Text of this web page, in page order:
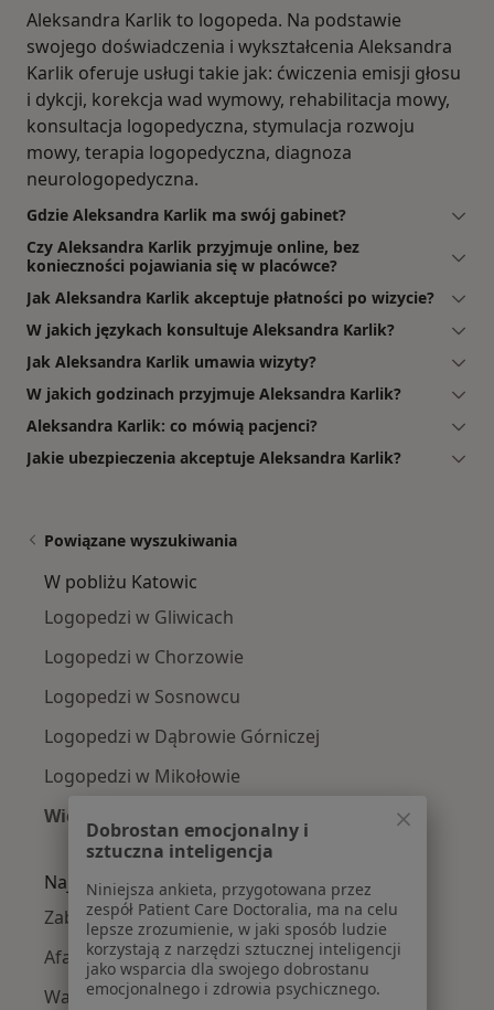
Aleksandra Karlik to logopeda. Na podstawie
swojego doświadczenia i wykształcenia Aleksandra
Karlik oferuje usługi takie jak: ćwiczenia emisji głosu
i dykcji, korekcja wad wymowy, rehabilitacja mowy,
konsultacja logopedyczna, stymulacja rozwoju
mowy, terapia logopedyczna, diagnoza
neurologopedyczna.
Gdzie Aleksandra Karlik ma swój gabinet?
Czy Aleksandra Karlik przyjmuje online, bez
konieczności pojawiania się w placówce?
Jak Aleksandra Karlik akceptuje płatności po wizycie?
W jakich językach konsultuje Aleksandra Karlik?
Jak Aleksandra Karlik umawia wizyty?
W jakich godzinach przyjmuje Aleksandra Karlik?
Aleksandra Karlik: co mówią pacjenci?
Jakie ubezpieczenia akceptuje Aleksandra Karlik?
Powiązane wyszukiwania
W pobliżu Katowic
Logopedzi w Gliwicach
Logopedzi w Chorzowie
Logopedzi w Sosnowcu
Logopedzi w Dąbrowie Górniczej
Logopedzi w Mikołowie
Więcej (14)
Więcej w kategorii: W pobliżu Katowic
Najczęście leczone choroby
Zaburzenia mowy w Katowicach
Afazja w Katowicach
Wady wymowy w Katowicach
Dobrostan emocjonalny i
sztuczna inteligencja
Niniejsza ankieta, przygotowana przez
zespół Patient Care Doctoralia, ma na celu
lepsze zrozumienie, w jaki sposób ludzie
korzystają z narzędzi sztucznej inteligencji
jako wsparcia dla swojego dobrostanu
emocjonalnego i zdrowia psychicznego.